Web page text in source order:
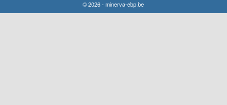
© 2026 - minerva-ebp.be